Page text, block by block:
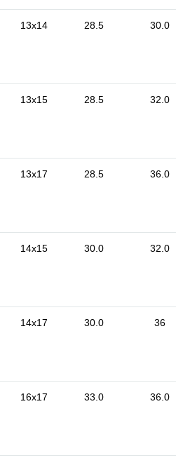
13x14 28.5 30.0
13x15 28.5 32.0
13x17 28.5 36.0
14x15 30.0 32.0
14x17 30.0 36
16x17 33.0 36.0